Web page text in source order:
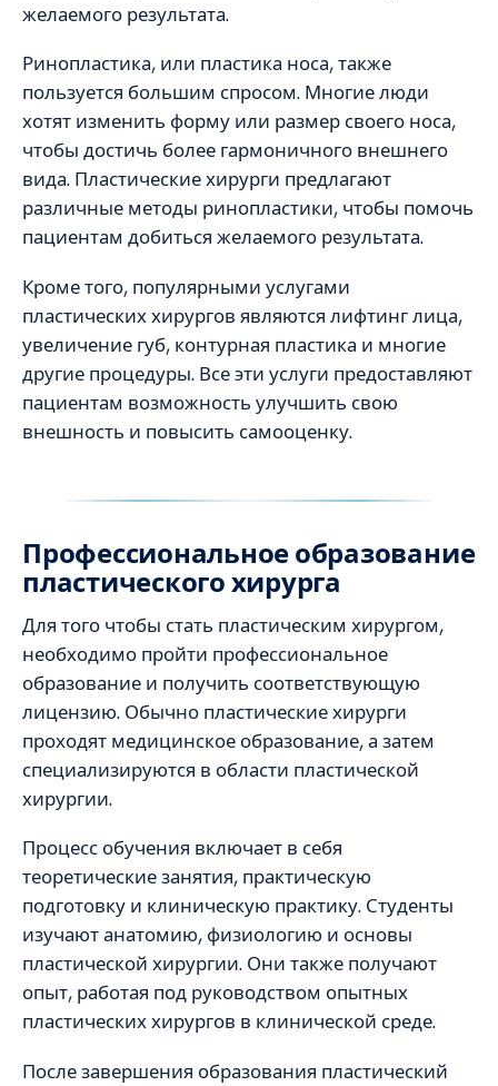
желаемого результата.
Ринопластика, или пластика носа, также
пользуется большим спросом. Многие люди
хотят изменить форму или размер своего носа,
чтобы достичь более гармоничного внешнего
вида. Пластические хирурги предлагают
различные методы ринопластики, чтобы помочь
пациентам добиться желаемого результата.
Кроме того, популярными услугами
пластических хирургов являются лифтинг лица,
увеличение губ, контурная пластика и многие
другие процедуры. Все эти услуги предоставляют
пациентам возможность улучшить свою
внешность и повысить самооценку.
Профессиональное образование
пластического хирурга
Для того чтобы стать пластическим хирургом,
необходимо пройти профессиональное
образование и получить соответствующую
лицензию. Обычно пластические хирурги
проходят медицинское образование, а затем
специализируются в области пластической
хирургии.
Процесс обучения включает в себя
теоретические занятия, практическую
подготовку и клиническую практику. Студенты
изучают анатомию, физиологию и основы
пластической хирургии. Они также получают
опыт, работая под руководством опытных
пластических хирургов в клинической среде.
После завершения образования пластический